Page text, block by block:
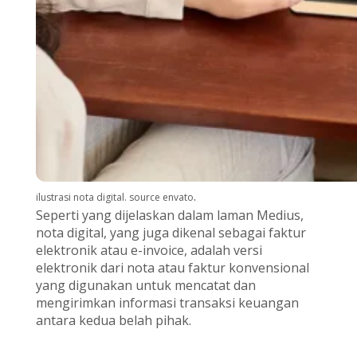
ilustrasi nota digital. source envato.
Seperti yang dijelaskan dalam laman Medius,
nota digital, yang juga dikenal sebagai faktur
elektronik atau e-invoice, adalah versi
elektronik dari nota atau faktur konvensional
yang digunakan untuk mencatat dan
mengirimkan informasi transaksi keuangan
antara kedua belah pihak.